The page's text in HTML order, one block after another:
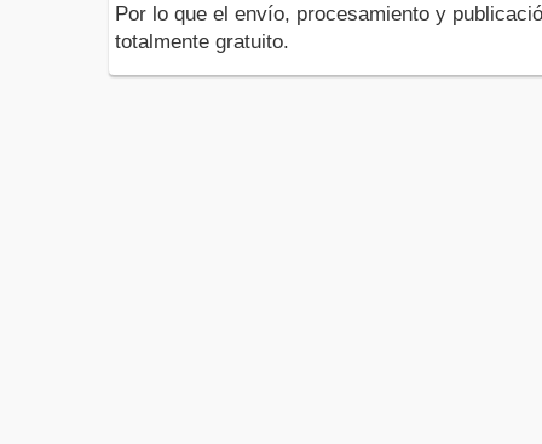
Por lo que el envío, procesamiento y
totalmente gratuito.